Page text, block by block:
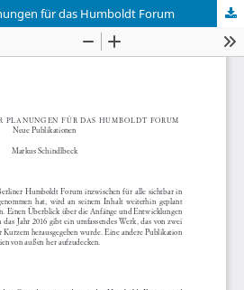
für das Humboldt Forum